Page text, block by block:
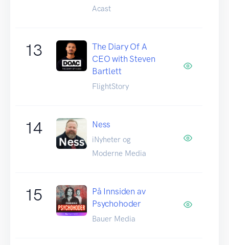
Acast
13
The Diary Of A
CEO with Steven
Bartlett
FlightStory
14 Ness
iNyheter og
Moderne Media
15
På Innsiden av
Psychohoder
Bauer Media